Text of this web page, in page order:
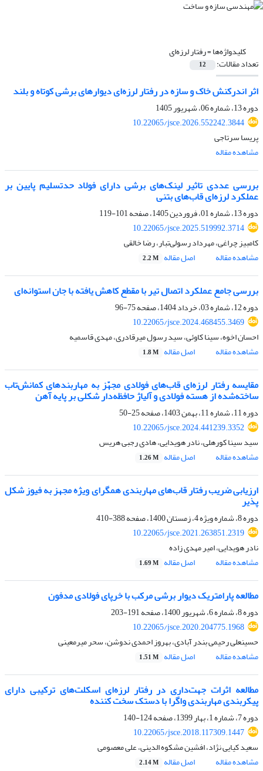
کلیدواژه‌ها =رفتار لرزه‌ای
تعداد مقالات: 12
اثر اندرکنش خاک و سازه در رفتار لرزه‌ای دیوارهای برشی کوتاه و بلند
دوره 13، شماره 06، شهریور 1405
10.22065/jsce.2026.552242.3844
پریسا سرتاجی
مشاهده مقاله
بررسی عددی تاثیر لینک‌های برشی دارای فولاد حدتسلیم پایین بر
عملکرد لرزه‌ای قاب‌های بتنی
دوره 13، شماره 01، فروردین 1405، صفحه
101-119
10.22065/jsce.2025.519992.3714
کامبیز چراغی، مهرداد رسولی‌تبار، رضا خالقی
مشاهده مقاله
اصل مقاله 2.2 M
بررسی جامع عملکرد اتصال تیر با مقطع کاهش یافته با جان استوانه‌ای
دوره 12، شماره 03، خرداد 1404، صفحه
75-96
10.22065/jsce.2024.468455.3469
احسان اخوه، سینا کاوئی، سید رسول میرقادری، مهدی قاسمیه
مشاهده مقاله
اصل مقاله 1.8 M
مقایسه رفتار لرزه‌ای قاب‌های فولادی مجهّز به مهاربند‌های کمانش‌تاب
ساخته‌شده از هسته فولادی و آلیاژ حافظه‌دار شکلی بر پایه آهن
دوره 11، شماره 11، بهمن 1403، صفحه
25-50
10.22065/jsce.2024.441239.3352
سید سینا کورهلی، نادر هویدایی، هادی رجبی هریس
مشاهده مقاله
اصل مقاله 1.26 M
ارزیابی ضریب رفتار قاب‌های مهاربندی همگرای ویژه مجهز به فیوز شکل
پذیر
دوره 8، شماره ویژه 4، زمستان 1400، صفحه
388-410
10.22065/jsce.2021.263851.2319
نادر هویدایی، امیر مهدی زاده
مشاهده مقاله
اصل مقاله 1.69 M
مطالعه پارامتریک دیوار برشی مرکب با خرپای فولادی مدفون
دوره 8، شماره 6، شهریور 1400، صفحه
191-203
10.22065/jsce.2020.204775.1968
حسینعلی رحیمی بندر آبادی، بهروز احمدی ندوشن، سحر میرمعینی
مشاهده مقاله
اصل مقاله 1.51 M
مطالعه اثرات جهت‌داری در رفتار لرزه‌ای اسکلت‌های ترکیبی دارای
پیکربندی مهاربندی واگرا با دستک سخت کننده
دوره 7، شماره 1، بهار 1399، صفحه
124-140
10.22065/jsce.2018.117309.1447
سعید کیایی نژاد، افشین مشکوه الدینی، علی معصومی
مشاهده مقاله
اصل مقاله 2.14 M